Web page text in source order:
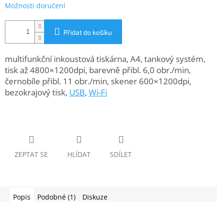
www.inpraise.cz
a
tablety
Cyklo
a
zahrada
Možnosti doručení
Přidat do košíku
multifunkční inkoustová tiskárna, A4, tankový systém,
tisk až 4800×1200dpi, barevně přibl. 6,0 obr./min,
černobíle přibl. 11 obr./min, skener 600×1200dpi,
bezokrajový tisk, USB, Wi-Fi
ZEPTAT SE HLÍDAT SDÍLET
Popis Podobné (1) Diskuze